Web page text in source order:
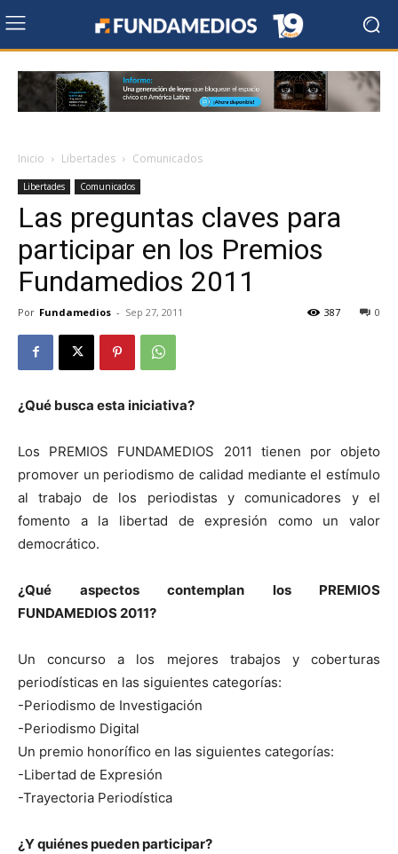
Inicio Libertades Comunicados
Libertades Comunicados
Las preguntas claves para
participar en los Premios
Fundamedios 2011
Por Fundamedios - Sep 27, 2011 0
387
¿Qué busca esta iniciativa?
Los PREMIOS FUNDAMEDIOS 2011 tienen por objeto
promover un periodismo de calidad mediante el estímulo
al trabajo de los periodistas y comunicadores y el
fomento a la libertad de expresión como un valor
democrático.
¿Qué aspectos contemplan los PREMIOS
FUNDAMEDIOS 2011?
Un concurso a los mejores trabajos y coberturas
periodísticas en las siguientes categorías:
-Periodismo de Investigación
-Periodismo Digital
Un premio honorífico en las siguientes categorías:
-Libertad de Expresión
-Trayectoria Periodística
¿Y quiénes pueden participar?